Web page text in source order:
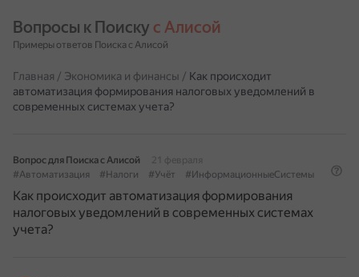
Вопросы к Поиску с Алисой
Примеры ответов Поиска с Алисой
Главная / Экономика и финансы / Как происходит
автоматизация формирования налоговых уведомлений в
современных системах учета?
Вопрос для Поиска с Алисой
21 февраля
#Автоматизация
#Налоги #Учёт #ИнформационныеСистемы
Как происходит автоматизация формирования
налоговых уведомлений в современных системах
учета?